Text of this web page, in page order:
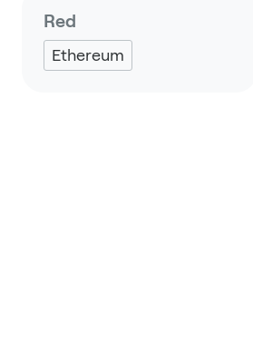
Red
Ethereum